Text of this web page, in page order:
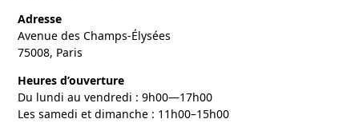
Adresse
Avenue des Champs-Élysées
75008, Paris
Heures d’ouverture
Du lundi au vendredi : 9h00—17h00
Les samedi et dimanche : 11h00–15h00